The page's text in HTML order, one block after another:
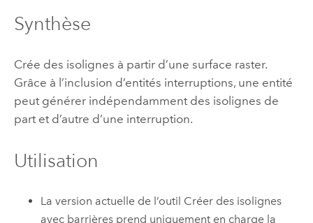
Synthèse
Crée des isolignes à partir d’une surface raster.
Grâce à l’inclusion d’entités interruptions, une entité
peut générer indépendamment des isolignes de
part et d’autre d’une interruption.
Utilisation
La version actuelle de l’outil Créer des isolignes
avec barrières prend uniquement en charge la